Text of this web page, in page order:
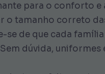
para o conforto e
tamanho correto
de que cada
dúvida,